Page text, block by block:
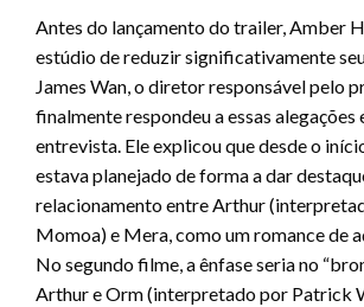
Antes do lançamento do trailer, Amber
estúdio de reduzir significativamente
James Wan, o diretor responsável pelo
finalmente respondeu a essas alegações
entrevista. Ele explicou que desde o
estava planejado de forma a dar
relacionamento entre Arthur
Momoa) e Mera, como um romance de
No segundo filme, a ênfase seria no
Arthur e Orm (interpretado por Patrick